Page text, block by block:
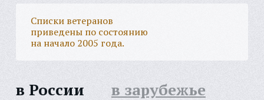
Списки ветеранов
приведены по состоянию
на начало 2005 года.
в России в зарубежье